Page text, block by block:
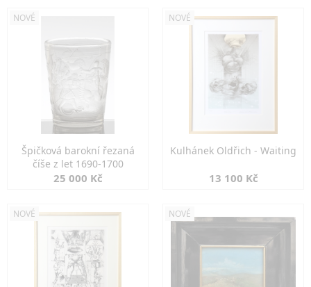
NOVÉ
Špičková barokní řezaná
číše z let 1690-1700
25 000 Kč
NOVÉ
Kulhánek Oldřich - Waiting
13 100 Kč
NOVÉ NOVÉ